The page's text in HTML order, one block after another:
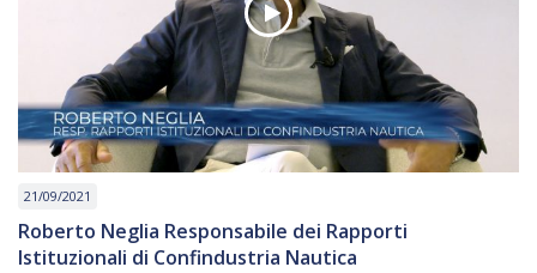
21/09/2021
Roberto Neglia Responsabile dei Rapporti
Istituzionali di Confindustria Nautica